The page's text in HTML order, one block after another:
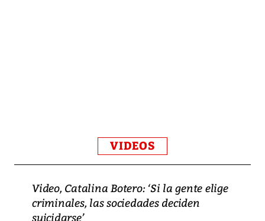
VIDEOS
Video, Catalina Botero: ‘Si la gente elige
criminales, las sociedades deciden
suicidarse’